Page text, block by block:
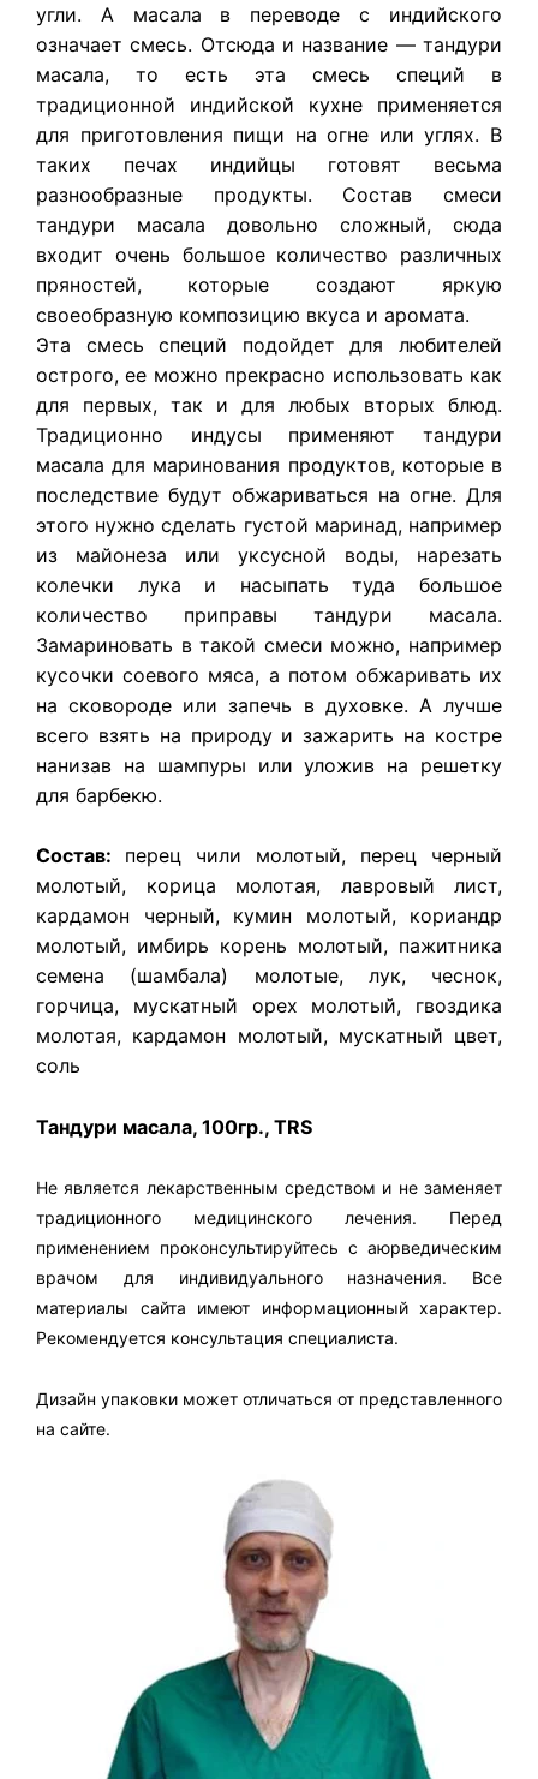
угли. А масала в переводе с индийского
означает смесь. Отсюда и название — тандури
масала, то есть эта смесь специй в
традиционной индийской кухне применяется
для приготовления пищи на огне или углях. В
таких печах индийцы готовят весьма
разнообразные продукты. Состав смеси
тандури масала довольно сложный, сюда
входит очень большое количество различных
пряностей, которые создают яркую
своеобразную композицию вкуса и аромата.
Эта смесь специй подойдет для любителей
острого, ее можно прекрасно использовать как
для первых, так и для любых вторых блюд.
Традиционно индусы применяют тандури
масала для маринования продуктов, которые в
последствие будут обжариваться на огне. Для
этого нужно сделать густой маринад, например
из майонеза или уксусной воды, нарезать
колечки лука и насыпать туда большое
количество приправы тандури масала.
Замариновать в такой смеси можно, например
кусочки соевого мяса, а потом обжаривать их
на сковороде или запечь в духовке. А лучше
всего взять на природу и зажарить на костре
нанизав на шампуры или уложив на решетку
для барбекю.
Состав: перец чили молотый, перец черный
молотый, корица молотая, лавровый лист,
кардамон черный, кумин молотый, кориандр
молотый, имбирь корень молотый, пажитника
семена (шамбала) молотые, лук, чеснок,
горчица, мускатный орех молотый, гвоздика
молотая, кардамон молотый, мускатный цвет,
соль
Тандури масала, 100гр., TRS
Не является лекарственным средством и не заменяет
традиционного медицинского лечения. Перед
применением проконсультируйтесь с аюрведическим
врачом для индивидуального назначения. Все
материалы сайта имеют информационный характер.
Рекомендуется консультация специалиста.
Дизайн упаковки может отличаться от представленного
на сайте.